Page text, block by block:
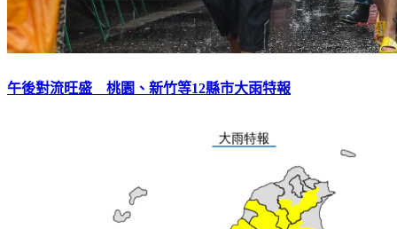
午後對流旺盛 桃園、新竹等12縣市大雨特報